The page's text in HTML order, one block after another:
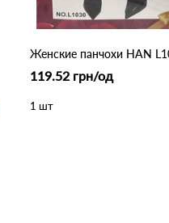
119.52 грн/од
1 шт